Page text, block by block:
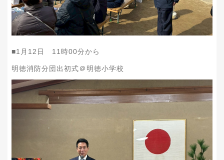
■1月12日 11時00分から
明徳消防分団出初式＠明徳小学校